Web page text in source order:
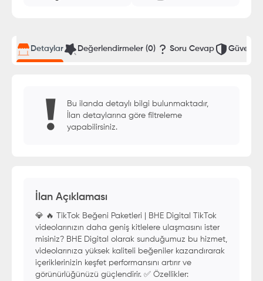
Detaylar Değerlendirmeler (0) Soru Cevap Güvenli
Bu ilanda detaylı bilgi bulunmaktadır,
İlan detaylarına göre filtreleme
yapabilirsiniz.
İlan Açıklaması
💎 🔥 TikTok Beğeni Paketleri | BHE Digital TikTok
videolarınızın daha geniş kitlelere ulaşmasını ister
misiniz? BHE Digital olarak sunduğumuz bu hizmet,
videolarınıza yüksek kaliteli beğeniler kazandırarak
içeriklerinizin keşfet performansını artırır ve
görünürlüğünüzü güçlendirir. ✅ Özellikler: